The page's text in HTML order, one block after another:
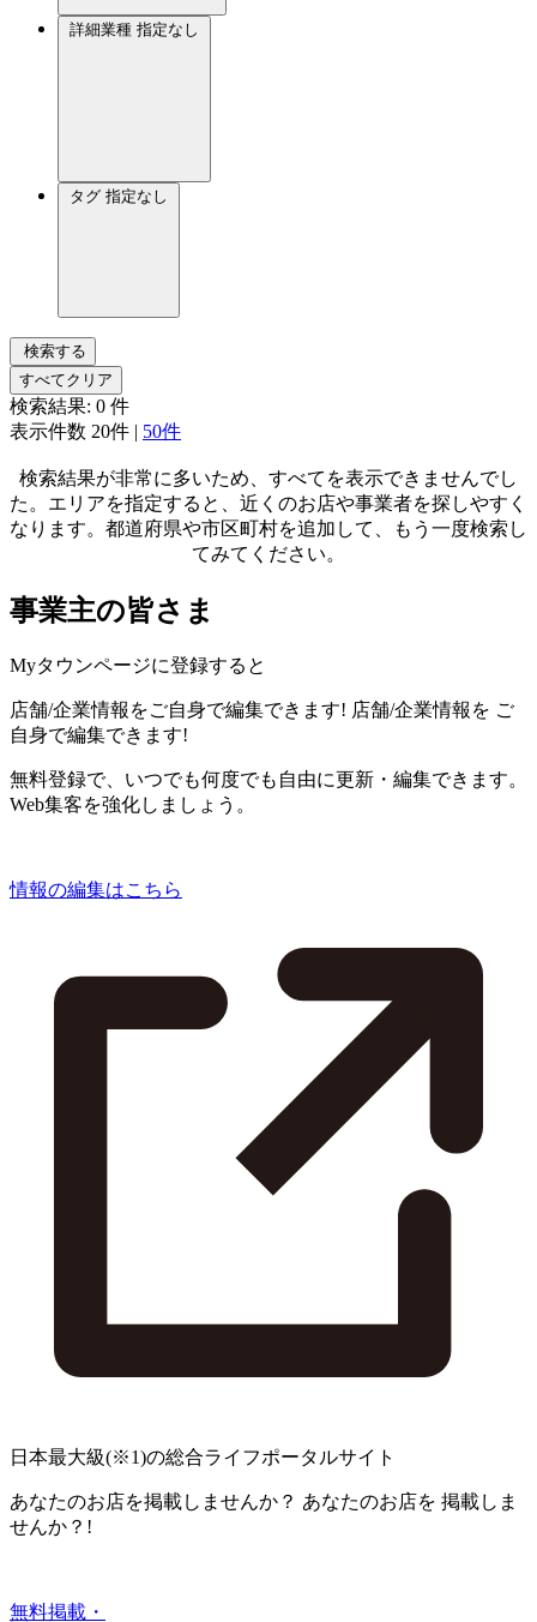
詳細業種 指定なし
タグ 指定なし
検索する
すべてクリア
検索結果: 0 件
表示件数 20件 | 50件
検索結果が非常に多いため、すべてを表示できませんでし
た。エリアを指定すると、近くのお店や事業者を探しやすく
なります。都道府県や市区町村を追加して、もう一度検索し
てみてください。
事業主の皆さま
Myタウンページに登録すると
店舗/企業情報をご自身で編集できます! 店舗/企業情報を ご
自身で編集できます!
無料登録で、いつでも何度でも自由に更新・編集できます。
Web集客を強化しましょう。
情報の編集はこちら
日本最大級(※1)の総合ライフポータルサイト
あなたのお店を掲載しませんか？ あなたのお店を 掲載しま
せんか？!
無料掲載・